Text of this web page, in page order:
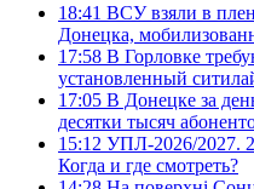
18:41 ВСУ взяли в
Донецка,
17:58 В Горловке
установленный
17:05 В Донецке за
десятки тысяч
15:12 УПЛ-2026/2027.
Когда и где смотреть?